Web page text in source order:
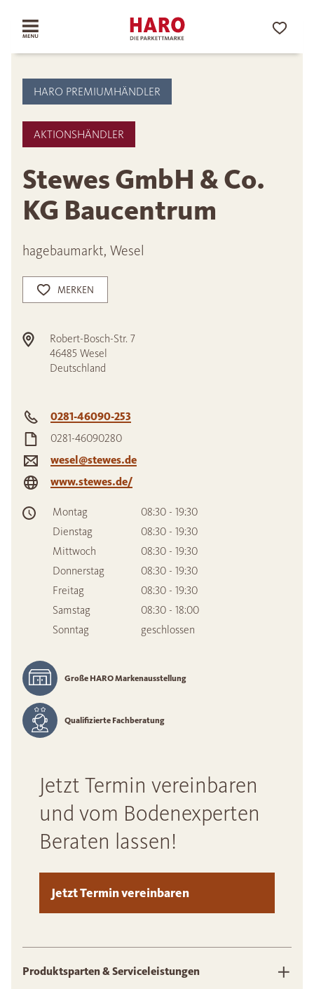
HARO PREMIUMHÄNDLER
AKTIONSHÄNDLER
Stewes GmbH & Co.
KG Baucentrum
hagebaumarkt, Wesel
MERKEN
Robert-Bosch-Str. 7
46485 Wesel
Deutschland
0281-46090-253
0281-46090280
wesel@stewes.de
www.stewes.de/
Montag
08:30 - 19:30
Dienstag
08:30 - 19:30
Mittwoch
08:30 - 19:30
Donnerstag
08:30 - 19:30
Freitag
08:30 - 19:30
Samstag
08:30 - 18:00
Sonntag
geschlossen
Große HARO Markenausstellung
Qualifizierte Fachberatung
Jetzt Termin vereinbaren
und vom Bodenexperten
Beraten lassen!
Jetzt Termin vereinbaren
Produktsparten & Serviceleistungen